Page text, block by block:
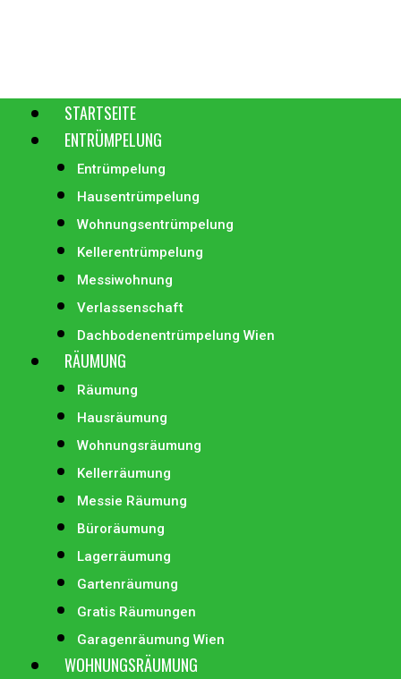
STARTSEITE
ENTRÜMPELUNG
Entrümpelung
Hausentrümpelung
Wohnungsentrümpelung
Kellerentrümpelung
Messiwohnung
Verlassenschaft
Dachbodenentrümpelung Wien
RÄUMUNG
Räumung
Hausräumung
Wohnungsräumung
Kellerräumung
Messie Räumung
Büroräumung
Lagerräumung
Gartenräumung
Gratis Räumungen
Garagenräumung Wien
WOHNUNGSRÄUMUNG